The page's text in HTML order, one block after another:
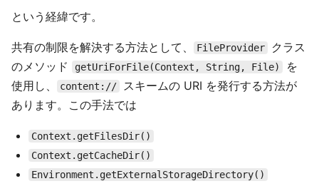
という経緯です。
共有の制限を解決する方法として、 FileProvider
クラス
のメソッド
getUriForFile(Context, String, File)
を
使用し、
content://
スキームの URI を発行する方法が
あります。この手法では
Context.getFilesDir()
Context.getCacheDir()
Environment.getExternalStorageDirectory()